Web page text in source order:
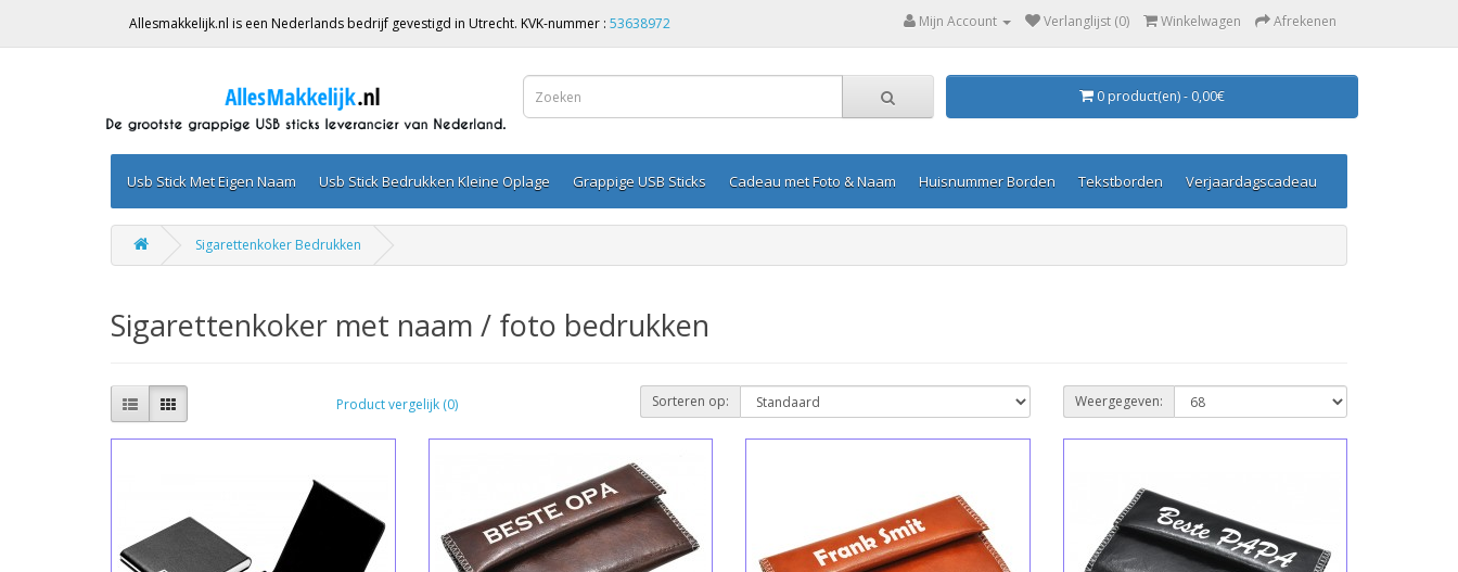
Allesmakkelijk.nl is een Nederlands bedrijf gevestigd in Utrecht. KVK-nummer : 53638972 Mijn Account Verlanglijst (0) Winkelwagen Afrekenen
0 product(en) - 0,00€
Usb Stick Met Eigen Naam Usb Stick Bedrukken Kleine Oplage Grappige USB Sticks Cadeau met Foto & Naam Huisnummer Borden Tekstborden Verjaardagscadeau
Sigarettenkoker Bedrukken
Sigarettenkoker met naam / foto bedrukken
Product vergelijk (0) Sorteren op: Weergegeven: